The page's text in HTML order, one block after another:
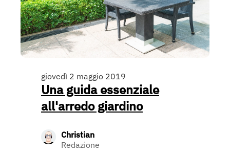
giovedì 2 maggio 2019
Una guida essenziale
all'arredo giardino
Christian
Redazione